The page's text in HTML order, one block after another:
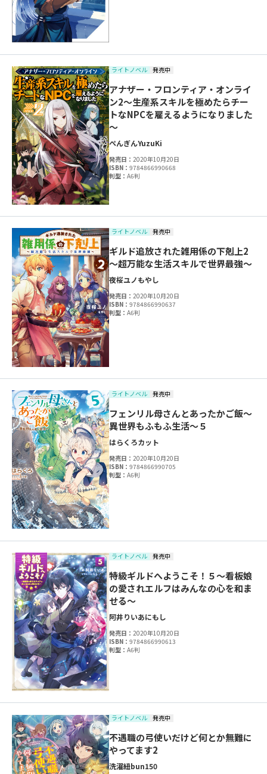
ライトノベル 発売中
アナザー・フロンティア・オンライ
ン2～生産系スキルを極めたらチー
トなNPCを雇えるようになりました
～
ぺんぎんYuzuKi
発売日：2020年10月20日
ISBN：9784866990668
判型：A6判
ライトノベル 発売中
ギルド追放された雑用係の下剋上2
～超万能な生活スキルで世界最強～
夜桜ユノもやし
発売日：2020年10月20日
ISBN：9784866990637
判型：A6判
ライトノベル 発売中
フェンリル母さんとあったかご飯～
異世界もふもふ生活～５
はらくろカット
発売日：2020年10月20日
ISBN：9784866990705
判型：A6判
ライトノベル 発売中
特級ギルドへようこそ！５～看板娘
の愛されエルフはみんなの心を和ま
せる～
阿井りいあにもし
発売日：2020年10月20日
ISBN：9784866990613
判型：A6判
ライトノベル 発売中
不遇職の弓使いだけど何とか無難に
やってます2
洗濯紐bun150